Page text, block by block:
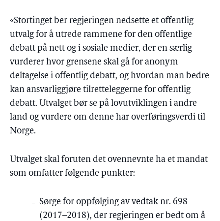
«Stortinget ber regjeringen nedsette et offentlig
utvalg for å utrede rammene for den offentlige
debatt på nett og i sosiale medier, der en særlig
vurderer hvor grensene skal gå for anonym
deltagelse i offentlig debatt, og hvordan man bedre
kan ansvarliggjøre tilretteleggerne for offentlig
debatt. Utvalget bør se på lovutviklingen i andre
land og vurdere om denne har overføringsverdi til
Norge.
Utvalget skal foruten det ovennevnte ha et mandat
som omfatter følgende punkter:
Sørge for oppfølging av vedtak nr. 698
(2017–2018), der regjeringen er bedt om å